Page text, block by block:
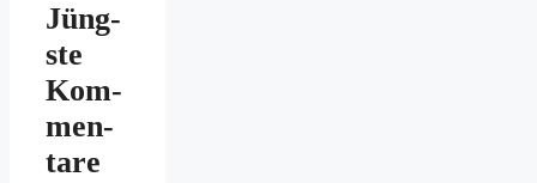
Jüng­
ste
Kom­
men­
ta­re